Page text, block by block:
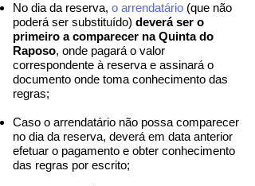
No dia da reserva, o arrendatário (que não
poderá ser substituído) deverá ser o
primeiro a comparecer na Quinta do
Raposo, onde pagará o valor
correspondente à reserva e assinará o
documento onde toma conhecimento das
regras;
Caso o arrendatário não possa comparecer
no dia da reserva, deverá em data anterior
efetuar o pagamento e obter conhecimento
das regras por escrito;